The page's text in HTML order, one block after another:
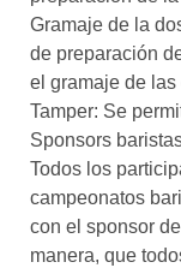
Gramaje de la
de preparación
el gramaje de las
Tamper: Se
Sponsors
Todos los
campeonatos
con el sponsor
manera, que